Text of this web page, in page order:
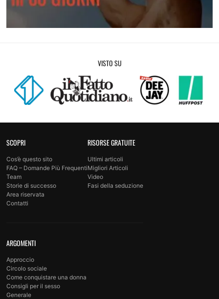
VISTO SU
SCOPRI
Cos’è questo sito
FAQ – Domande Più Frequenti
Team
Storie di successo
Area riservata
Contatti
RISORSE GRATUITE
Ultimi articoli
Migliori Articoli
Video
Fasi della seduzione
ARGOMENTI
Approccio
Circolo sociale
Come conquistare una donna
Consigli per il sesso
Generale